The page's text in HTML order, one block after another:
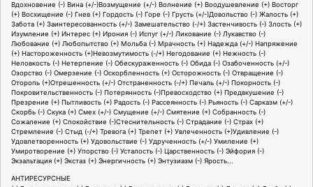
Вдохновение (-) Вина (+/-)Возмущение (+/-) Волнение (+) Воодушевление (+) Восторг
(+) Восхищение (-) Гнев (+) Гордость (-) Горе (-) Грусть (+/-)Довольство (-) Жалость (+)
Забота (+) Заинтересованность (+/-) Замешательство (-/+) Застенчивость (-) Злость (+)
Изумление (+) Интерес (+) Ирония (-) Испуг (+/-) Ликование (-) Лукавство (-)
Любование (+) Любопытство (+) Мольба (-) Мрачность (+) Надежда (+/-) Напряжение
(+) Настороженность (+)Невозмутимость (-/+) Негодование (+) Нежность (-)
Неловкость (-) Нетерпение (-) Обескураженность (-) Обида (-) Озабоченность (+/-)
Озорство (-) Омерзение (-) Оскорбленность (+) Осторожность (-) Отвращение (-)
Оторопь (+)Отрешенность (+/-) Отстраненность (-/+) Печаль (+/-) Покорность (-)
Покровительственность (-) Потерянность (-)Превосходство (+) Предвкушение (-)
Презрение (+) Пытливость (+) Радость (-) Рассеянность (-) Рьяность (-) Сарказм (+/-)
Скорбь (-) Скука (+) Смех (+/-) Смущение (+/-) Смятение (+) Собранность (-)
Сожаление (+) Спокойствие (-)Стеснительность (-) Страдание (-) Страх (+)
Стремление (-) Стыд (-/+) Тревога (+) Трепет (+) Увлеченность (+)Удивление (-)
Удовлетворенность (+) Удовольствие (-) Удрученность (+/-) Умиление (+)
Умиротворение (+) Упорство (-) Усталость (-) Царственность (-) Эйфория (-)
Экзальтация (+) Экстаз (+) Энергичность (+) Энтузиазм (-) Ярость...
АНТИРЕСУРСНЫЕ